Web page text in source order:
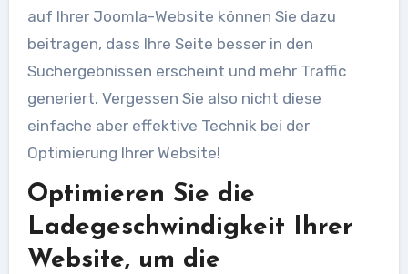
auf Ihrer Joomla-Website können Sie dazu
beitragen, dass Ihre Seite besser in den
Suchergebnissen erscheint und mehr Traffic
generiert. Vergessen Sie also nicht diese
einfache aber effektive Technik bei der
Optimierung Ihrer Website!
Optimieren Sie die
Ladegeschwindigkeit Ihrer
Website, um die